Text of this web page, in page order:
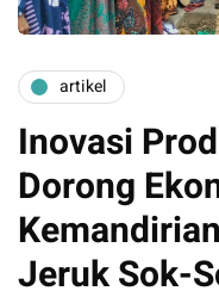
artikel
Inovasi
Dorong
Jeruk Sok-